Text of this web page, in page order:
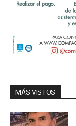
MÁS VISTOS